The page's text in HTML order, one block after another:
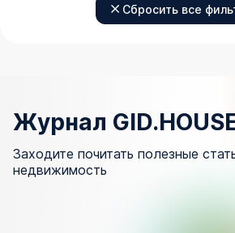
Сбросить все
Журнал
Заходите почитать полезные
недвижимость